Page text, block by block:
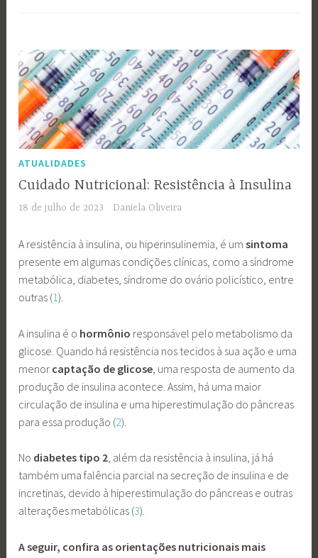
ATUALIDADES
Cuidado Nutricional: Resistência à Insulina
18 de julho de 2023 Daniela Oliveira
A resistência à insulina, ou hiperinsulinemia, é umsintoma
presente em algumas condições clínicas, como a síndrome
metabólica, diabetes, síndrome do ovário policístico, entre
outras (1).
A insulina é o hormônio responsável pelo metabolismo da
glicose. Quando há resistência nos tecidos à sua ação e uma
menor captação de glicose , uma resposta de aumento da
produção de insulina acontece. Assim, há uma maior
circulação de insulina e uma hiperestimulação do pâncreas
para essa produção (2).
No diabetes tipo 2, além da resistência à insulina, já há
também uma falência parcial na secreção de insulina e de
incretinas, devido à hiperestimulação do pâncreas e outras
alterações metabólicas (3).
A seguir, confira as orientações nutricionais mais